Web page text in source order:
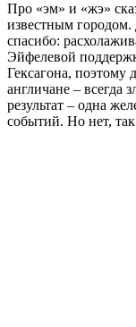
Про «эм» и «жэ»
известным городом.
спасибо:
Эйфелевой
Гексагона,
англичане –
результат – одна
событий. Но нет,